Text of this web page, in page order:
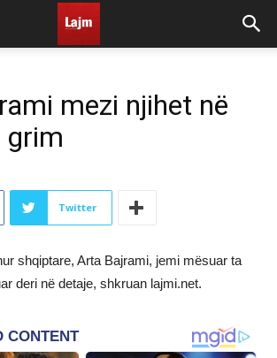
mezi njihet në
grim
Twitter
shqiptare, Arta Bajrami, jemi mësuar ta
deri në detaje, shkruan lajmi.net.